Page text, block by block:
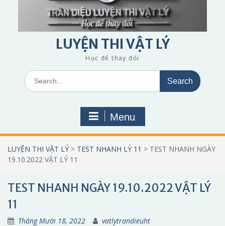
LUYỆN THI VẬT LÝ
Học để thay đổi
Search
for:
Menu
LUYỆN THI VẬT LÝ > TEST NHANH LÝ 11 > TEST NHANH NGÀY
19.10.2022 VẬT LÝ 11
TEST NHANH NGÀY 19.10.2022 VẬT LÝ
11
Tháng Mười 18, 2022 vatlytrandieuht